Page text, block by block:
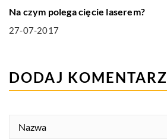
Na czym polega cięcie laserem?
27-07-2017
DODAJ KOMENTARZ